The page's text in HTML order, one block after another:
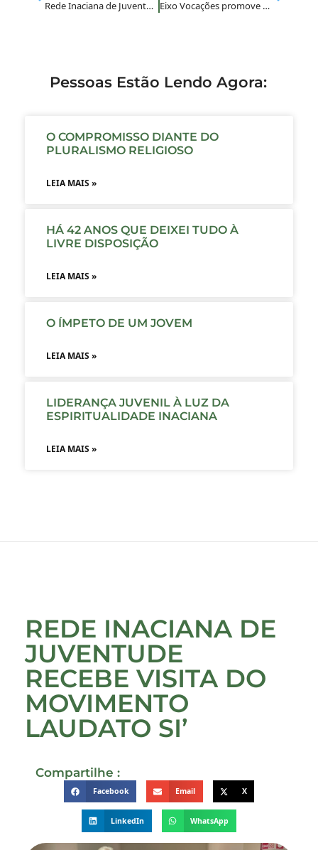
Rede Inaciana de Juventude recebe visita do Movimento Laudato Si’ Eixo Vocações promove encontro de lideranças juvenis em Anchieta/ES
Pessoas Estão Lendo Agora:
O COMPROMISSO DIANTE DO
PLURALISMO RELIGIOSO
LEIA MAIS »
HÁ 42 ANOS QUE DEIXEI TUDO À
LIVRE DISPOSIÇÃO
LEIA MAIS »
O ÍMPETO DE UM JOVEM
LEIA MAIS »
LIDERANÇA JUVENIL À LUZ DA
ESPIRITUALIDADE INACIANA
LEIA MAIS »
REDE INACIANA DE
JUVENTUDE
RECEBE VISITA DO
MOVIMENTO
LAUDATO SI’
Compartilhe :
Facebook Email X
LinkedIn WhatsApp